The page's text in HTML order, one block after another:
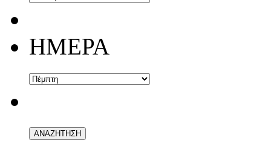
ΗΜΕΡΑ